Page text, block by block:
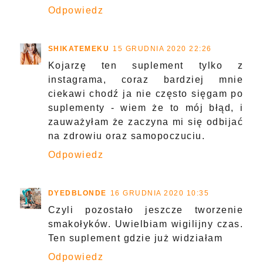
Odpowiedz
SHIKATEMEKU 15 GRUDNIA 2020 22:26
Kojarzę ten suplement tylko z
instagrama, coraz bardziej mnie
ciekawi chodź ja nie często sięgam po
suplementy - wiem że to mój błąd, i
zauważyłam że zaczyna mi się odbijać
na zdrowiu oraz samopoczuciu.
Odpowiedz
DYEDBLONDE 16 GRUDNIA 2020 10:35
Czyli pozostało jeszcze tworzenie
smakołyków. Uwielbiam wigilijny czas.
Ten suplement gdzie już widziałam
Odpowiedz